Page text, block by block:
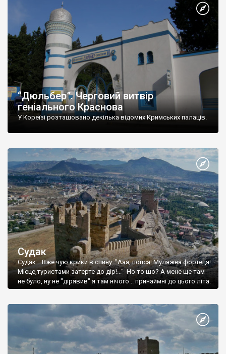
“Дюльбер”. Черговий витвір
геніального Краснова
У Кореїзі розташовано декілька відомих Кримських палаців.
Судак
Судак... Вже чую крики в спину: "Ааа, попса! Муляжна фортеця!
Місце,туристами затерте до дір!..." Но то шо? А мене ще там
не було, ну не "дірявив" я там нічого... принаймні до цього літа.